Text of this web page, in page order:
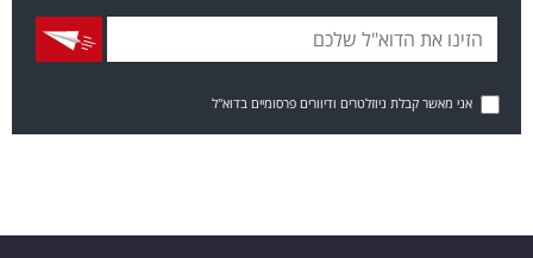
אני מאשר קבלת ניוזלטרים ודיוורים פרסומיים בדוא"ל